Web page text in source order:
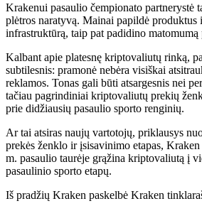
Krakenui pasaulio čempionato partnerystė
plėtros naratyvą. Mainai papildė produktus
infrastruktūrą, taip pat padidino matomumą
Kalbant apie platesnę kriptovaliutų rinką,
subtilesnis: pramonė nebėra visiškai
reklamos. Tonas gali būti atsargesnis nei
tačiau pagrindiniai kriptovaliutų prekių
prie didžiausių pasaulio sporto renginių.
Ar tai atsiras naujų vartotojų, priklausys
prekės ženklo ir įsisavinimo etapas,
m. pasaulio taurėje grąžina kriptovaliutą į
pasaulinio sporto etapų.
Iš pradžių Kraken paskelbė Kraken